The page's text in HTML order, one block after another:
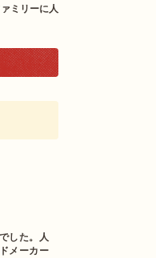
ミリーに人
した。人
メーカー